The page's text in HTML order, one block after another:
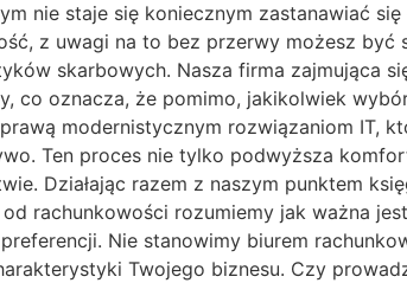
nie staje się koniecznym zastanawiać
z uwagi na to bez przerwy możesz
skarbowych. Nasza firma zajmująca
co oznacza, że pomimo, jakikolwiek
modernistycznym rozwiązaniom IT,
Ten proces nie tylko podwyższa
Działając razem z naszym punktem
rachunkowości rozumiemy jak ważna
Nie stanowimy biurem
Twojego biznesu. Czy